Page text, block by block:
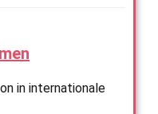
in internationale